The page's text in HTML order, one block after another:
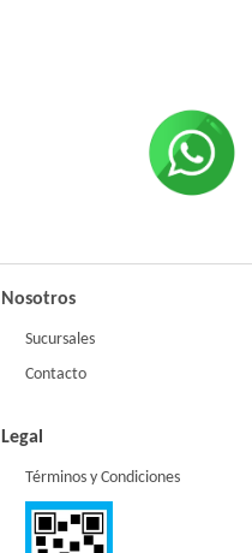
Nosotros
Sucursales
Contacto
Legal
Términos y Condiciones